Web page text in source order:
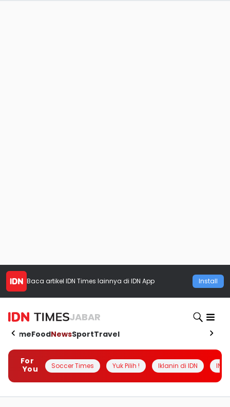
Baca artikel IDN Times lainnya di IDN App Install
JABAR
HomeFoodNewsSportTravel
For
You
Soccer Times Yuk Pilih ! Iklanin di IDN